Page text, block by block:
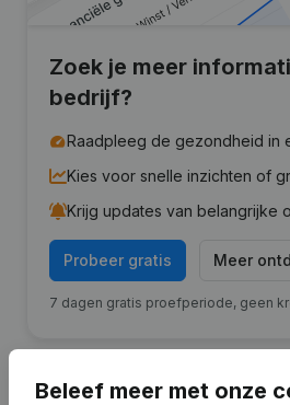
Zoek je meer
bedrijf?
Raadpleeg de gezondheid in
Kies voor snelle inzichten of
Krijg updates van belangrijke
Probeer gratis Meer
7 dagen gratis proefperiode, geen
Beleef meer met onze